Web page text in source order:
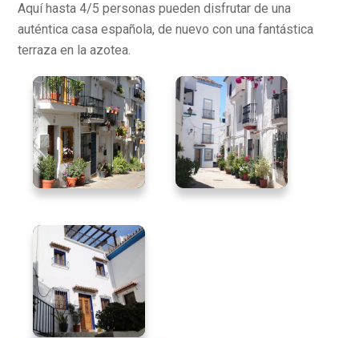
Aquí hasta 4/5 personas pueden disfrutar de una
auténtica casa española, de nuevo con una fantástica
terraza en la azotea.